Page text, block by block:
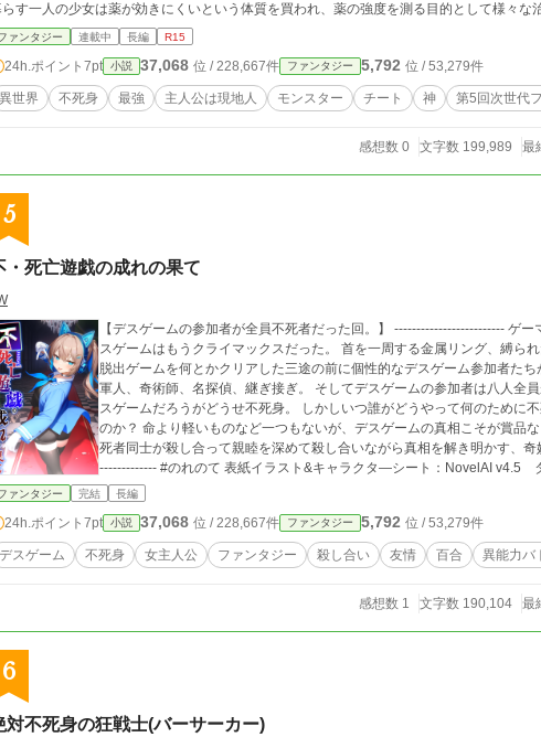
す一人の少女は薬が効きにくいという体質を買われ、薬の強度を測る目的として様々な
ら十年後、完成を見た少女を主人公に物語は始まる・・・。
ァンタジー 連載中 長編 R15
24h.ポイント 7pt 小説 37,068 位 / 228,667件 ファンタジー 5,792 位 / 53,279件
異世界 不死身 最強 主人公は現地人 モンスター チート 神 第5回次世代
感想数 0 文字数 199,989 最
5
・死亡遊戯の成れの果て
【デスゲームの参加者が全員不死者だった回。】 ------------------------- ゲーマー女子・及川三途が目覚めたとき、デ
スゲームはもうクライマックスだった。 首を一周する金属リング、縛られた身
脱出ゲームを何とかクリアした三途の前に個性的なデスゲーム参加者た
軍人、奇術師、名探偵、継ぎ接ぎ。 そしてデスゲームの参加者は八人全員が不死者だった！ 皆が絶対に死なず、デ
スゲームだろうがどうせ不死身。 しかしいつ誰がどうやって何のために不死者を八人も集めてデスゲームを開いた
のか？ 命より軽いものなど一つもないが、デスゲームの真相こそが賞品な
死者同士が殺し合って親睦を深めて殺し合いながら真相を解き明かす、奇妙なデ
------------- #のれのて 表紙イラスト&キャラクタ―シート：NovelAI v4.5 タイトルロゴ：いちのせらいせ様（@ffff0
2_f）
ァンタジー 完結 長編
24h.ポイント 7pt 小説 37,068 位 / 228,667件 ファンタジー 5,792 位 / 53,279件
デスゲーム 不死身 女主人公 ファンタジー 殺し合い 友情 百合 異能力バ
感想数 1 文字数 190,104 最
6
対不死身の狂戦士(バーサーカー)